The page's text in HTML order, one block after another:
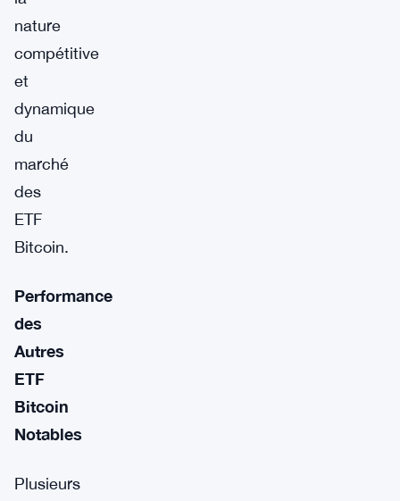
nature
compétitive
et
dynamique
du
marché
des
ETF
Bitcoin.
Performance
des
Autres
ETF
Bitcoin
Notables
Plusieurs